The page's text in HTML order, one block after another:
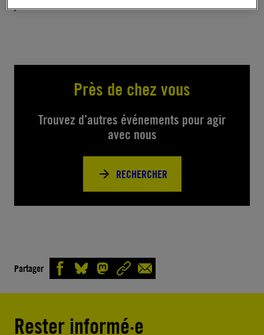
Près de chez vous
Trouvez d’autres événements pour agir
avec nous
RECHERCHER
Partager
Rester informé·e